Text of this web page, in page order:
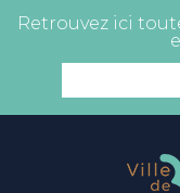
Retrouvez ici